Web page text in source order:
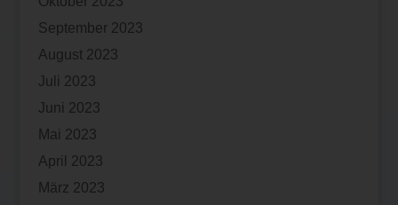
September 2023
August 2023
Juli 2023
Juni 2023
Mai 2023
April 2023
März 2023